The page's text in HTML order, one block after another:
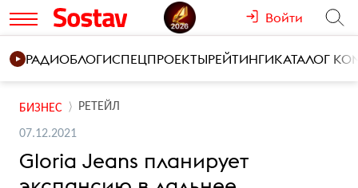
Войти
РАДИОБЛОГИСПЕЦПРОЕКТЫРЕЙТИНГИКАТАЛОГ
БИЗНЕС РЕТЕЙЛ
07.12.2021
Gloria Jeans планирует